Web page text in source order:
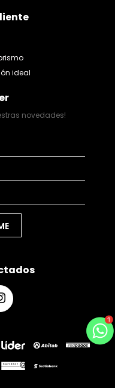
ideal
novedades!